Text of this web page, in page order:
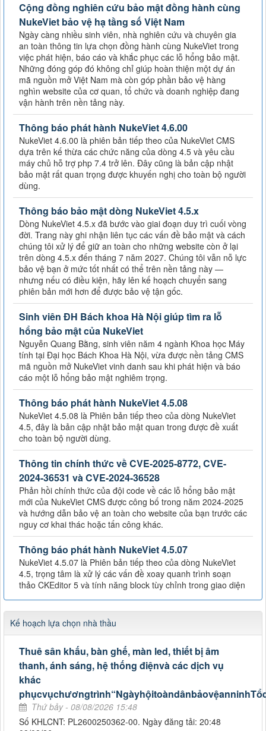
Cộng đồng nghiên cứu bảo mật đồng hành cùng
NukeViet bảo vệ hạ tầng số Việt Nam
Ngày càng nhiều sinh viên, nhà nghiên cứu và chuyên gia
an toàn thông tin lựa chọn đồng hành cùng NukeViet trong
việc phát hiện, báo cáo và khắc phục các lỗ hổng bảo mật.
Những đóng góp đó không chỉ giúp hoàn thiện một dự án
mã nguồn mở Việt Nam mà còn góp phần bảo vệ hàng
nghìn website của cơ quan, tổ chức và doanh nghiệp đang
vận hành trên nền tảng này.
Thông báo phát hành NukeViet 4.6.00
NukeViet 4.6.00 là phiên bản tiếp theo của NukeViet CMS
dựa trên kế thừa các chức năng của dòng 4.5 và yêu cầu
máy chủ hỗ trợ php 7.4 trở lên. Đây cũng là bản cập nhật
bảo mật rất quan trọng được khuyến nghị cho toàn bộ người
dùng.
Thông báo bảo mật dòng NukeViet 4.5.x
Dòng NukeViet 4.5.x đã bước vào giai đoạn duy trì cuối vòng
đời. Trang này ghi nhận liên tục các vấn đề bảo mật và cách
chúng tôi xử lý để giữ an toàn cho những website còn ở lại
trên dòng 4.5.x đến tháng 7 năm 2027. Chúng tôi vẫn nỗ lực
bảo vệ bạn ở mức tốt nhất có thể trên nền tảng này —
nhưng nếu có điều kiện, hãy lên kế hoạch chuyển sang
phiên bản mới hơn để được bảo vệ tận gốc.
Sinh viên ĐH Bách khoa Hà Nội giúp tìm ra lỗ
hổng bảo mật của NukeViet
Nguyễn Quang Bằng, sinh viên năm 4 ngành Khoa học Máy
tính tại Đại học Bách Khoa Hà Nội, vừa được nền tảng CMS
mã nguồn mở NukeViet vinh danh sau khi phát hiện và báo
cáo một lỗ hổng bảo mật nghiêm trọng.
Thông báo phát hành NukeViet 4.5.08
NukeViet 4.5.08 là Phiên bản tiếp theo của dòng NukeViet
4.5, đây là bản cập nhật bảo mật quan trong được đề xuất
cho toàn bộ người dùng.
Thông tin chính thức về CVE-2025-8772, CVE-
2024-36531 và CVE-2024-36528
Phản hồi chính thức của đội code về các lỗ hổng bảo mật
mới của NukeViet CMS được công bố trong năm 2024-2025
và hướng dẫn bảo vệ an toàn cho website của bạn trước các
nguy cơ khai thác hoặc tấn công khác.
Thông báo phát hành NukeViet 4.5.07
NukeViet 4.5.07 là Phiên bản tiếp theo của dòng NukeViet
4.5, trọng tâm là xử lý các vấn đề xoay quanh trình soạn
thảo CKEditor 5 và tính năng block tùy chỉnh trong giao diện
Kế hoạch lựa chọn nhà thầu
Thuê sân khấu, bàn ghế, màn led, thiết bị âm
thanh, ánh sáng, hệ thống điệnvà các dịch vụ
khác
Thứ bảy - 08/08/2026 15:48
Số KHLCNT: PL2600250362-00. Ngày đăng tải: 20:48